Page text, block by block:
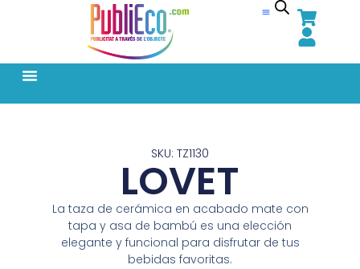
SKU: TZ1130
LOVET
La taza de cerámica en acabado mate con
tapa y asa de bambú es una elección
elegante y funcional para disfrutar de tus
bebidas favoritas.